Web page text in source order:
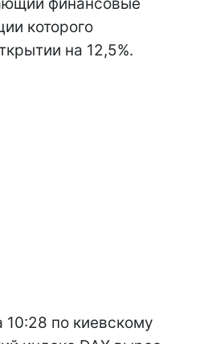
которого
на 12,5%.
по киевскому